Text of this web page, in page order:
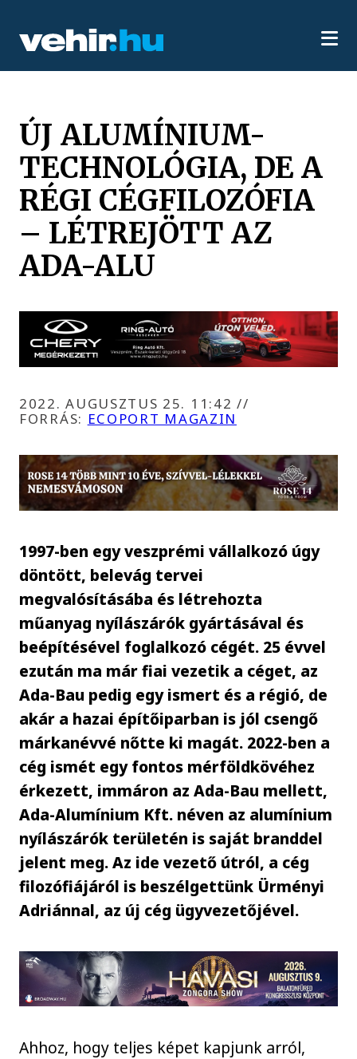
ÚJ ALUMÍNIUM-
TECHNOLÓGIA, DE A
RÉGI CÉGFILOZÓFIA
– LÉTREJÖTT AZ
ADA-ALU
2022. AUGUSZTUS 25. 11:42//
FORRÁS: ECOPORT MAGAZIN
1997-ben egy veszprémi vállalkozó úgy
döntött, belevág tervei
megvalósításába és létrehozta
műanyag nyílászárók gyártásával és
beépítésével foglalkozó cégét. 25 évvel
ezután ma már fiai vezetik a céget, az
Ada-Bau pedig egy ismert és a régió, de
akár a hazai építőiparban is jól csengő
márkanévvé nőtte ki magát. 2022-ben a
cég ismét egy fontos mérföldkövéhez
érkezett, immáron az Ada-Bau mellett,
Ada-Alumínium Kft. néven az alumínium
nyílászárók területén is saját branddel
jelent meg. Az ide vezető útról, a cég
filozófiájáról is beszélgettünk Ürményi
Adriánnal, az új cég ügyvezetőjével.
Ahhoz, hogy teljes képet kapjunk arról,